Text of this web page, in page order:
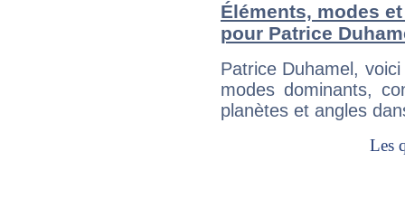
Éléments, modes
pour Patrice
Patrice Duhamel,
modes dominants,
planètes et angles